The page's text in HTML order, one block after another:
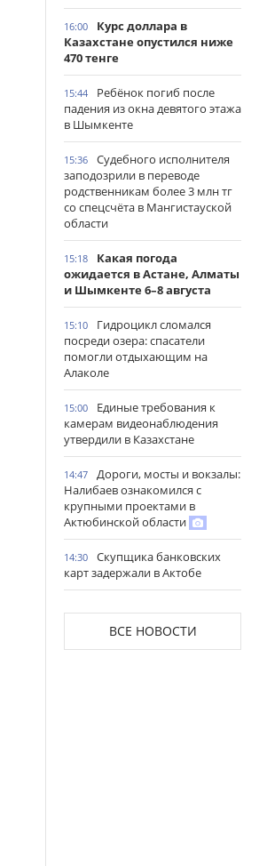
16:00
Курс доллара в
Казахстане опустился ниже
470 тенге
15:44
Ребёнок погиб после
падения из окна девятого этажа
в Шымкенте
15:36
Судебного исполнителя
заподозрили в переводе
родственникам более 3 млн тг
со спецсчёта в Мангистауской
области
15:18
Какая погода
ожидается в Астане, Алматы
и Шымкенте 6–8 августа
15:10
Гидроцикл сломался
посреди озера: спасатели
помогли отдыхающим на
Алаколе
15:00
Единые требования к
камерам видеонаблюдения
утвердили в Казахстане
14:47
Дороги, мосты и вокзалы:
Налибаев ознакомился с
крупными проектами в
Актюбинской области
14:30
Скупщика банковских
карт задержали в Актобе
масштабный республиканский
проект «Читающая нация»
ВСЕ НОВОСТИ